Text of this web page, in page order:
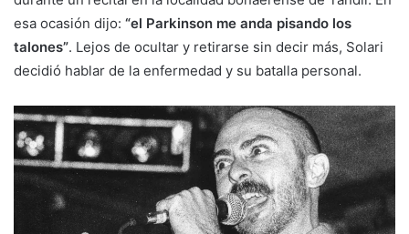
esa ocasión dijo: “el Parkinson me anda pisando los
talones”. Lejos de ocultar y retirarse sin decir más, Solari
decidió hablar de la enfermedad y su batalla personal.